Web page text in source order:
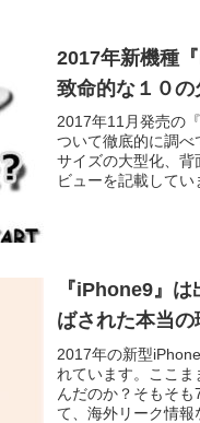
2017年新機種
致命的な１０の
2017年11月発売の
ついて徹底的に調
サイズの大型化、
ビューを記載してい
『iPhone9』
ばされた本当の
2017年の新型
れています。ここ
んだのか？そもそ
て、海外リーク情報